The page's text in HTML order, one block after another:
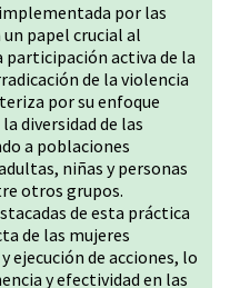
por las
papel crucial al
activa de la
de la violencia
por su enfoque
diversidad de las
a poblaciones
niñas y personas
otros grupos.
de esta práctica
de las mujeres
ejecución de acciones, lo
y efectividad en las